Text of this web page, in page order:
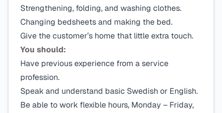
Strengthening, folding, and washing clothes.
Changing bedsheets and making the bed.
Give the customer’s home that little extra touch.
You should:
Have previous experience from a service
profession.
Speak and understand basic Swedish or English.
Be able to work flexible hours, Monday – Friday,